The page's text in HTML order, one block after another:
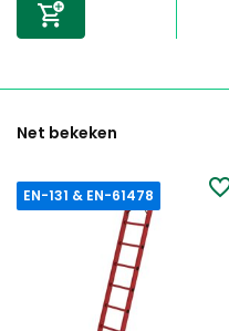
Net bekeken
EN-131 & EN-61478